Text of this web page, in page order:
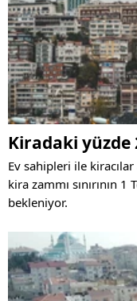
Kiradaki yüzde
Ev sahipleri ile
kira zammı sınırının
bekleniyor.